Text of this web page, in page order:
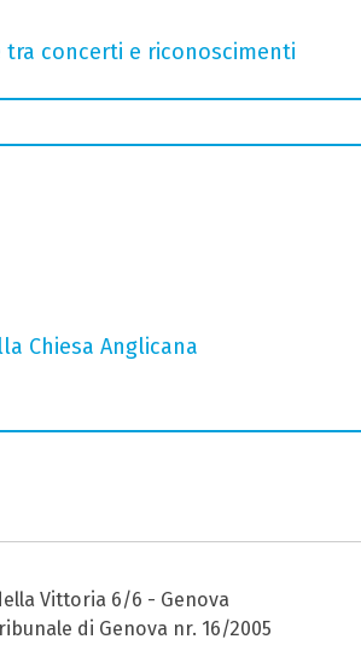
concerti e riconoscimenti
Chiesa Anglicana
Vittoria 6/6 - Genova
di Genova nr. 16/2005